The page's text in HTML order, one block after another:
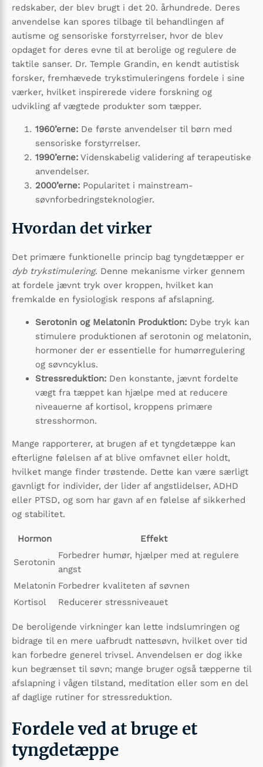
redskaber, der blev brugt i det 20. århundrede. Deres
anvendelse kan spores tilbage til behandlingen af
autisme og sensoriske forstyrrelser, hvor de blev
opdaget for deres evne til at berolige og regulere de
taktile sanser. Dr. Temple Grandin, en kendt autistisk
forsker, fremhævede trykstimuleringens fordele i sine
værker, hvilket inspirerede videre forskning og
udvikling af vægtede produkter som tæpper.
1960’erne: De første anvendelser til børn med
sensoriske forstyrrelser.
1990’erne: Videnskabelig validering af terapeutiske
anvendelser.
2000’erne: Popularitet i mainstream-
søvnforbedringsteknologier.
Hvordan det virker
Det primære funktionelle princip bag tyngdetæpper er
dyb trykstimulering. Denne mekanisme virker gennem
at fordele jævnt tryk over kroppen, hvilket kan
fremkalde en fysiologisk respons af afslapning.
Serotonin og Melatonin Produktion: Dybe tryk kan
stimulere produktionen af serotonin og melatonin,
hormoner der er essentielle for humørregulering
og søvncyklus.
Stressreduktion: Den konstante, jævnt fordelte
vægt fra tæppet kan hjælpe med at reducere
niveauerne af kortisol, kroppens primære
stresshormon.
Mange rapporterer, at brugen af et tyngdetæppe kan
efterligne følelsen af at blive omfavnet eller holdt,
hvilket mange finder trøstende. Dette kan være særligt
gavnligt for individer, der lider af angstlidelser, ADHD
eller PTSD, og som har gavn af en følelse af sikkerhed
og stabilitet.
Hormon Effekt
Serotonin
Forbedrer humør, hjælper med at regulere
angst
Melatonin Forbedrer kvaliteten af søvnen
Kortisol
Reducerer stressniveauet
De beroligende virkninger kan lette indslumringen og
bidrage til en mere uafbrudt nattesøvn, hvilket over tid
kan forbedre generel trivsel. Anvendelsen er dog ikke
kun begrænset til søvn; mange bruger også tæpperne til
afslapning i vågen tilstand, meditation eller som en del
af daglige rutiner for stressreduktion.
Fordele ved at bruge et
tyngdetæppe